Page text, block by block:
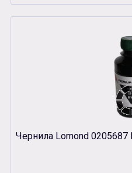
Чернила Lomond 0205687